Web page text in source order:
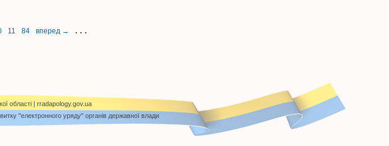
11 . . .
84 вперед →
області | rradapology.gov.ua
"електронного уряду" органів державної влади